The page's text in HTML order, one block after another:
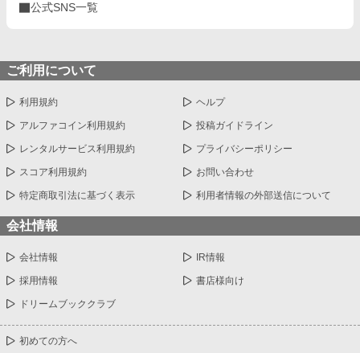
公式SNS一覧
ご利用について
利用規約 ヘルプ
アルファコイン利用規約 投稿ガイドライン
レンタルサービス利用規約 プライバシーポリシー
スコア利用規約 お問い合わせ
特定商取引法に基づく表示 利用者情報の外部送信について
会社情報
会社情報 IR情報
採用情報 書店様向け
ドリームブッククラブ
初めての方へ